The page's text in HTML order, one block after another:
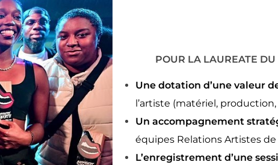
POUR LA LAUREATE
Une dotation d’une valeur
l’artiste (matériel,
Un accompagnement
équipes Relations Artistes de
L’enregistrement d’une